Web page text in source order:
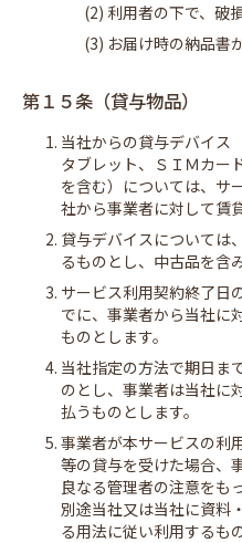
(2) 利用者の下で、破
(3) お届け時の納品書
第１５条（貸与物品）
1. 当社からの貸与デバイス
タブレット、ＳＩＭカー
を含む）については、サ
社から事業者に対して賃
2. 貸与デバイスについては
るものとし、中古品を含
3. サービス利用契約終了日
でに、事業者から当社に
ものとします。
4. 当社指定の方法で期日ま
のとし、事業者は当社に
払うものとします。
5. 事業者が本サービスの利
等の貸与を受けた場合、
良なる管理者の注意をも
別途当社又は当社に資料
る用法に従い利用するも